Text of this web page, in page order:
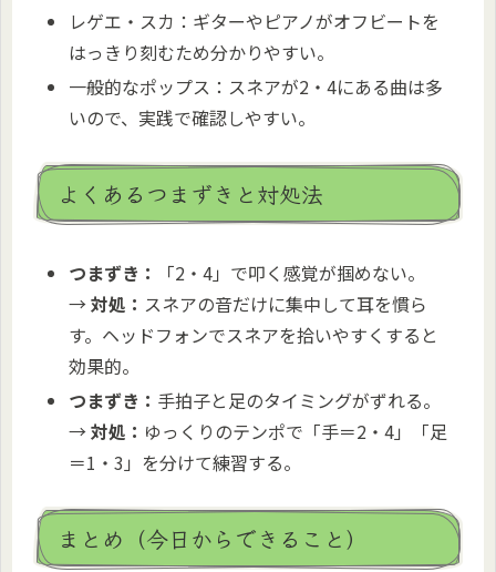
レゲエ・スカ：ギターやピアノがオフビートを
はっきり刻むため分かりやすい。
一般的なポップス：スネアが2・4にある曲は多
いので、実践で確認しやすい。
よくあるつまずきと対処法
つまずき：
「2・4」で叩く感覚が掴めない。
→対処： スネアの音だけに集中して耳を慣ら
す。ヘッドフォンでスネアを拾いやすくすると
効果的。
つまずき： 手拍子と足のタイミングがずれる。
→対処： ゆっくりのテンポで「手＝2・4」「足
＝1・3」を分けて練習する。
まとめ（今日からできること）